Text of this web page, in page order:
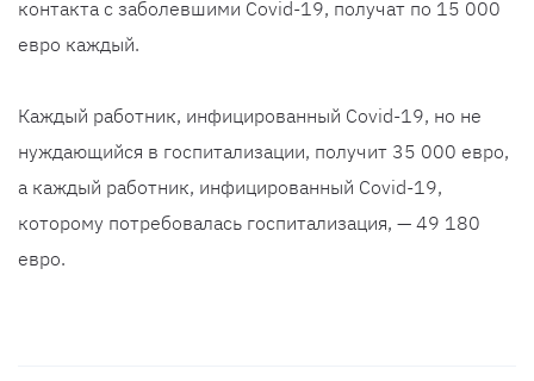
контакта с заболевшими Covid-19, получат по 15 000
евро каждый.
Каждый работник, инфицированный Covid-19, но не
нуждающийся в госпитализации, получит 35 000 евро,
а каждый работник, инфицированный Covid-19,
которому потребовалась госпитализация, — 49 180
евро.